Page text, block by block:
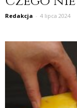
Redakcja - 4 lipca 2024